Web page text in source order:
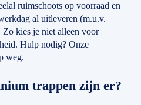
ruimschoots op voorraad en
al uitleveren (m.u.v.
Zo kies je niet alleen voor
Hulp nodig? Onze
weg.
trappen zijn er?